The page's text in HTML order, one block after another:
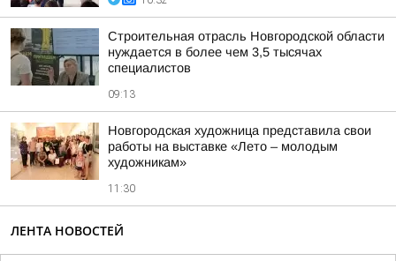
Строительная отрасль Новгородской области
нуждается в более чем 3,5 тысячах
специалистов
09:13
Новгородская художница представила свои
работы на выставке «Лето – молодым
художникам»
11:30
ЛЕНТА НОВОСТЕЙ